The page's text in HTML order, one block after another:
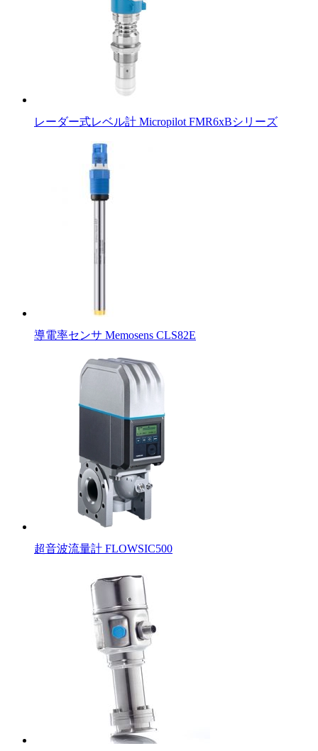
レーダー式レベル計 Micropilot FMR6xBシリーズ
導電率センサ Memosens CLS82E
超音波流量計 FLOWSIC500